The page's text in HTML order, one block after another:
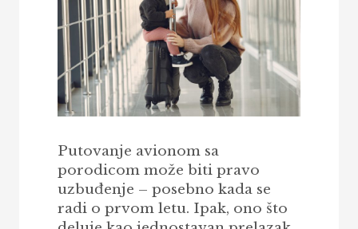
Putovanje avionom sa
porodicom može biti pravo
uzbuđenje – posebno kada se
radi o prvom letu. Ipak, ono što